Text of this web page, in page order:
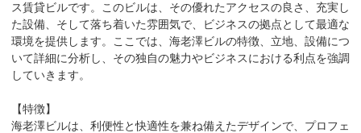
ス賃貸ビルです。このビルは、その優れたアクセスの良さ、充実し
た設備、そして落ち着いた雰囲気で、ビジネスの拠点として最適な
環境を提供します。ここでは、海老澤ビルの特徴、立地、設備につ
いて詳細に分析し、その独自の魅力やビジネスにおける利点を強調
していきます。
【特徴】
海老澤ビルは、利便性と快適性を兼ね備えたデザインで、プロフェ